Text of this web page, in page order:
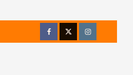
FacebookTwitterInstagram